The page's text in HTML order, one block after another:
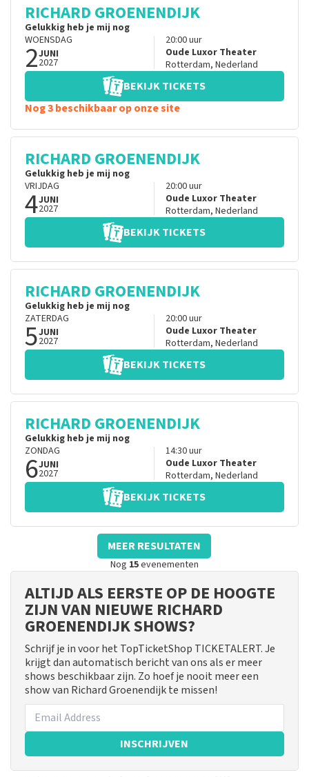
RICHARD GROENENDIJK
Gelukkig heb je mij nog
WOENSDAG
2JUNI
2027
20:00uur
Oude Luxor Theater
Rotterdam, Nederland
BEKIJK TICKETS
Nog 3 beschikbaar op onze site
RICHARD GROENENDIJK
Gelukkig heb je mij nog
VRIJDAG
4JUNI
2027
20:00uur
Oude Luxor Theater
Rotterdam, Nederland
BEKIJK TICKETS
RICHARD GROENENDIJK
Gelukkig heb je mij nog
ZATERDAG
5JUNI
2027
20:00uur
Oude Luxor Theater
Rotterdam, Nederland
BEKIJK TICKETS
RICHARD GROENENDIJK
Gelukkig heb je mij nog
ZONDAG
6JUNI
2027
14:30uur
Oude Luxor Theater
Rotterdam, Nederland
BEKIJK TICKETS
MEER RESULTATEN
Nog 15evenementen
ALTIJD ALS EERSTE OP DE HOOGTE
ZIJN VAN NIEUWE RICHARD
GROENENDIJK SHOWS?
Schrijf je in voor het TopTicketShop TICKETALERT. Je
krijgt dan automatisch bericht van ons als er meer
shows beschikbaar zijn. Zo hoef je nooit meer een
show van Richard Groenendijk te missen!
INSCHRIJVEN